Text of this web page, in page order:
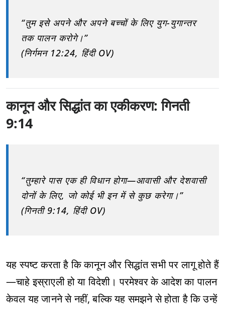
“तुम इसे अपने और अपने बच्चों के लिए युग-युगान्तर
तक पालन करोगे।”
(निर्गमन 12:24, हिंदी OV)
कानून और सिद्धांत का एकीकरण: गिनती
9:14
“तुम्हारे पास एक ही विधान होगा—आवासी और देशवासी
दोनों के लिए, जो कोई भी इन में से कुछ करेगा।”
(गिनती 9:14, हिंदी OV)
यह स्पष्ट करता है कि कानून और सिद्धांत सभी पर लागू होते हैं
—चाहे इस्राएली हो या विदेशी। परमेश्वर के आदेश का पालन
केवल यह जानने से नहीं, बल्कि यह समझने से होता है कि उन्हें